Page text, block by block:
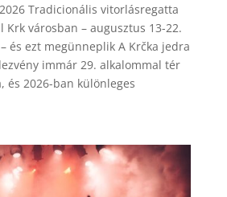
Tradicionális vitorlásregatta
Krk városban – augusztus 13-22.
– és ezt megünneplik A Krčka jedra
immár 29. alkalommal tér
és 2026-ban különleges